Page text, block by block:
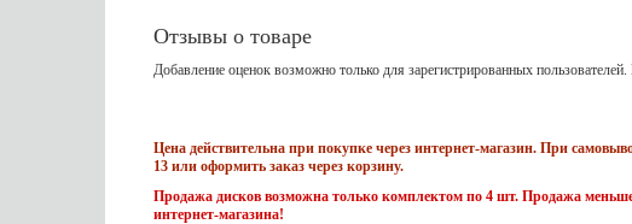
Отзывы о товаре
Добавление оценок возможно только для зарегистрированных
Цена действительна при покупке через интернет-магазин. При
13 или оформить заказ через корзину.
Продажа дисков возможна только комплектом по 4 шт. Продажа
интернет-магазина!